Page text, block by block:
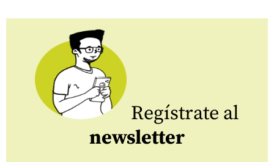
Regístrate al
newsletter